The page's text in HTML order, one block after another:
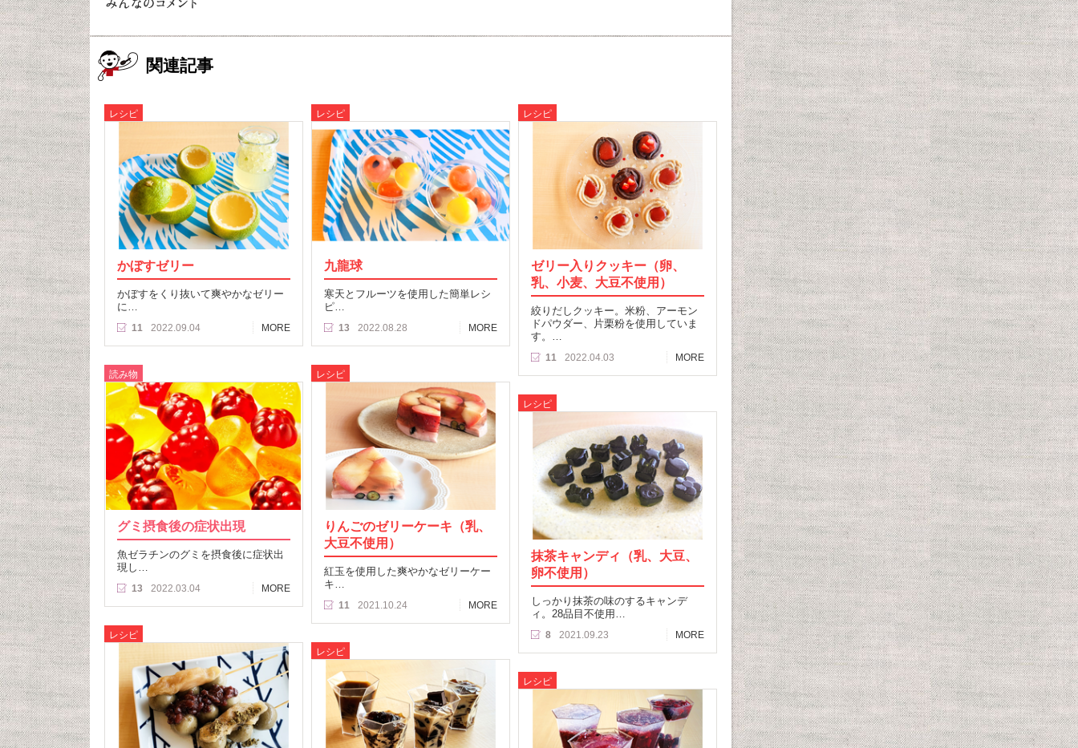
関連記事
レシピ
かぼすゼリー
かぼすをくり抜いて爽やかなゼリー
に…
11 2022.09.04 MORE
レシピ
九龍球
寒天とフルーツを使用した簡単レシ
ピ…
13 2022.08.28 MORE
レシピ
ゼリー入りクッキー（卵、
乳、小麦、大豆不使用）
絞りだしクッキー。米粉、アーモン
ドパウダー、片栗粉を使用していま
す。…
11 2022.04.03
MORE
読み物
グミ摂食後の症状出現
魚ゼラチンのグミを摂食後に症状出
現し…
13 2022.03.04 MORE
レシピ
りんごのゼリーケーキ（乳、
大豆不使用）
紅玉を使用した爽やかなゼリーケー
キ…
11 2021.10.24 MORE
レシピ
抹茶キャンディ（乳、大豆、
卵不使用）
しっかり抹茶の味のするキャンデ
ィ。28品目不使用…
8 2021.09.23 MORE
レシピ
レシピ
レシピ